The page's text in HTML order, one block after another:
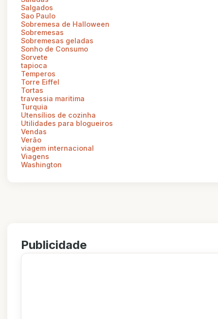
Salgados
Sao Paulo
Sobremesa de Halloween
Sobremesas
Sobremesas geladas
Sonho de Consumo
Sorvete
tapioca
Temperos
Torre Eiffel
Tortas
travessia maritima
Turquia
Utensílios de cozinha
Utilidades para blogueiros
Vendas
Verão
viagem internacional
Viagens
Washington
Publicidade